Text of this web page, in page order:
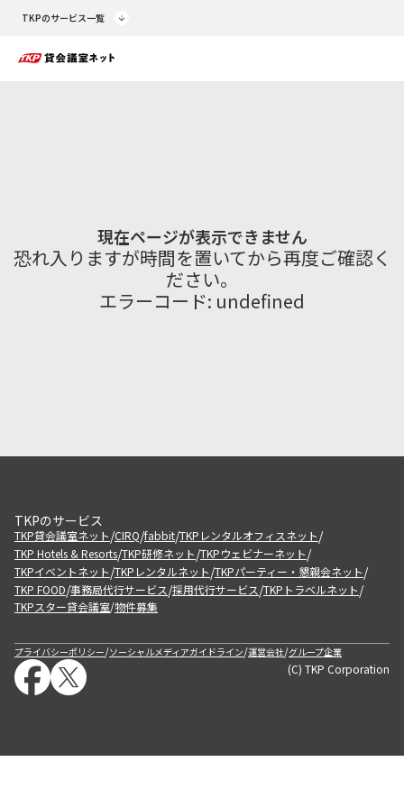
TKPのサービス一覧
現在ページが表示できません
恐れ入りますが時間を置いてから再度ご確認く
ださい。
エラーコード: undefined
TKPのサービス
TKP貸会議室ネット/CIRQ/fabbit/TKPレンタルオフィスネット/
TKP Hotels & Resorts/TKP研修ネット/TKPウェビナーネット/
TKPイベントネット/TKPレンタルネット/TKPパーティー・懇親会ネット/
TKP FOOD/事務局代行サービス/採用代行サービス/TKPトラベルネット/
TKPスター貸会議室/物件募集
プライバシーポリシー/ソーシャルメディアガイドライン/運営会社/グループ企業
(C) TKP Corporation